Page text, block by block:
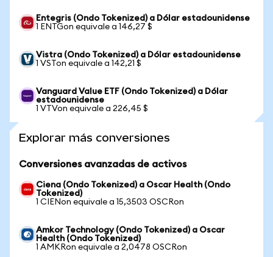
Entegris (Ondo Tokenized) a Dólar estadounidense
1 ENTGon equivale a 146,27 $
Vistra (Ondo Tokenized) a Dólar estadounidense
1 VSTon equivale a 142,21 $
Vanguard Value ETF (Ondo Tokenized) a Dólar
estadounidense
1 VTVon equivale a 226,45 $
Explorar más conversiones
Conversiones avanzadas de activos
Ciena (Ondo Tokenized) a Oscar Health (Ondo
Tokenized)
1 CIENon equivale a 15,3503 OSCRon
Amkor Technology (Ondo Tokenized) a Oscar
Health (Ondo Tokenized)
1 AMKRon equivale a 2,0478 OSCRon